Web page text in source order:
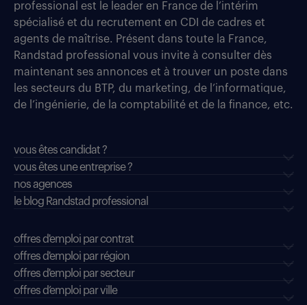
professional est le leader en France de l’intérim
spécialisé et du recrutement en CDI de cadres et
agents de maîtrise. Présent dans toute la France,
Randstad professional vous invite à consulter dès
maintenant ses annonces et à trouver un poste dans
les secteurs du BTP, du marketing, de l’informatique,
de l’ingénierie, de la comptabilité et de la finance, etc.
vous êtes candidat ?
vous êtes une entreprise ?
nos agences
le blog Randstad professional
offres d'emploi par contrat
offres d'emploi par région
offres d'emploi par secteur
offres d’emploi par ville